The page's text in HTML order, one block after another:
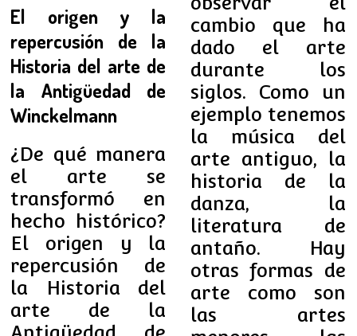
El origen y la
repercusión de la
Historia del arte de
la Antigüedad de
Winckelmann
¿De qué manera
el arte se
transformó en
hecho histórico?
El origen y la
repercusión de
la Historia del
arte de la
cambio que ha
dado el arte
durante los
siglos. Como un
ejemplo tenemos
la música del
arte antiguo, la
historia de la
danza, la
literatura de
antaño. Hay
otras formas de
arte como son
las artes